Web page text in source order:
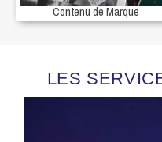
Contenu de Marque
LES